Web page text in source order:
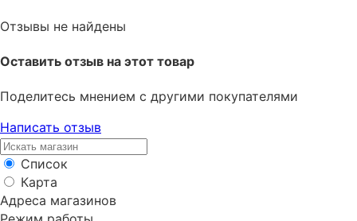
Отзывы не найдены
Оставить отзыв на этот товар
Поделитесь мнением с другими покупателями
Написать отзыв
Список
Карта
Адреса магазинов